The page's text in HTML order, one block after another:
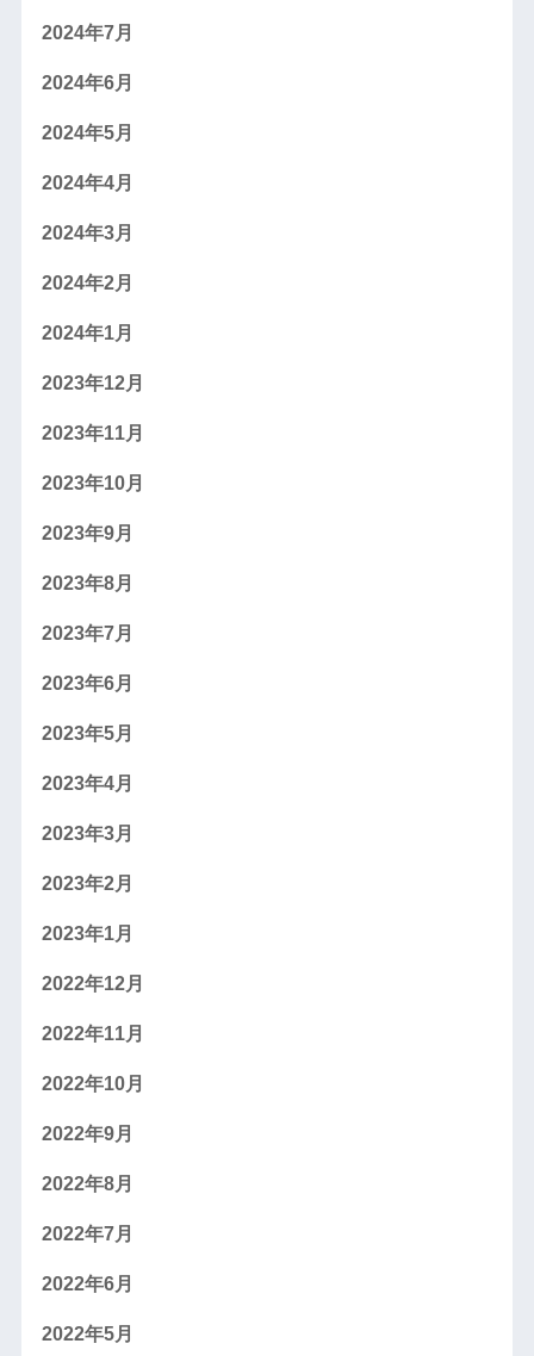
2024年7月
2024年6月
2024年5月
2024年4月
2024年3月
2024年2月
2024年1月
2023年12月
2023年11月
2023年10月
2023年9月
2023年8月
2023年7月
2023年6月
2023年5月
2023年4月
2023年3月
2023年2月
2023年1月
2022年12月
2022年11月
2022年10月
2022年9月
2022年8月
2022年7月
2022年6月
2022年5月